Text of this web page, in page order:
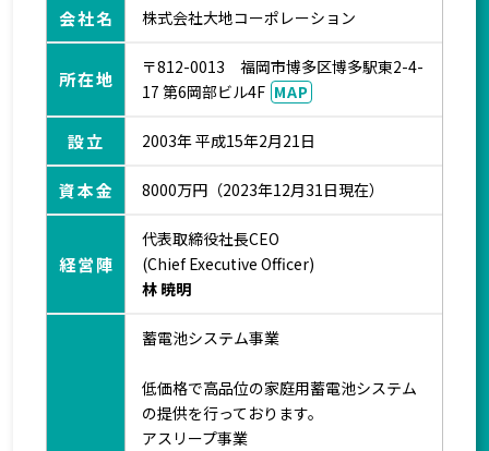
会社名 株式会社大地コーポレーション
所在地
〒812-0013 福岡市博多区博多駅東2-4-
17 第6岡部ビル4F MAP
設立 2003年 平成15年2月21日
資本金 8000万円（2023年12月31日現在）
経営陣
代表取締役社長CEO
(Chief Executive Officer)
林 暁明
蓄電池システム事業
低価格で高品位の家庭用蓄電池システム
の提供を行っております。
アスリープ事業